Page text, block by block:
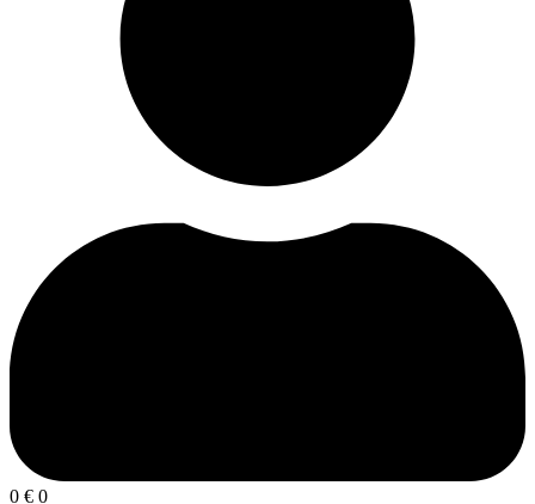
0 € 0